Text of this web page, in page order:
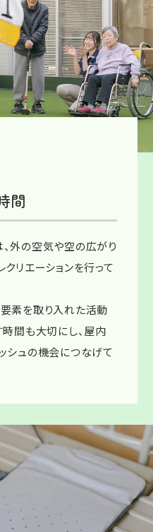
間
外の空気や空の広がり
リエーションを行って
素を取り入れた活動
時間も大切にし、屋内
シュの機会につなげて